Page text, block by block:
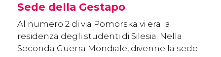
Sede della Gestapo
Al numero 2 di via Pomorska vi era la
residenza degli studenti di Silesia. Nella
Seconda Guerra Mondiale, divenne la sede